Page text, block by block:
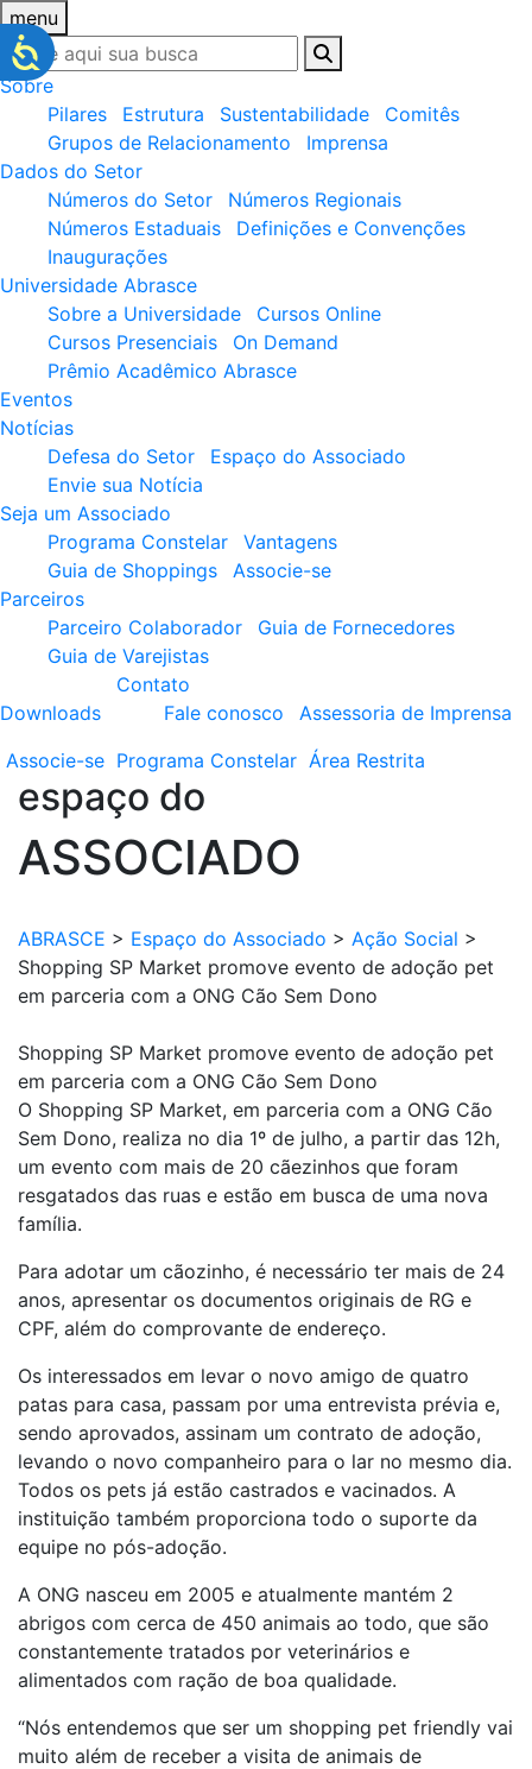
menu
Sobre
Pilares
Estrutura Sustentabilidade
Comitês
Grupos de Relacionamento
Imprensa
Dados do Setor
Números do Setor
Números Regionais
Números Estaduais
Definições e Convenções
Inaugurações
Universidade Abrasce
Sobre a Universidade
Cursos Online
Cursos Presenciais
On Demand
Prêmio Acadêmico Abrasce
Eventos
Notícias
Defesa do Setor
Espaço do Associado
Envie sua Notícia
Seja um Associado
Programa Constelar
Vantagens
Guia de Shoppings
Associe-se
Parceiros
Parceiro Colaborador
Guia de Fornecedores
Guia de Varejistas
Downloads
Contato
Fale conosco
Assessoria de Imprensa
Associe-se Programa Constelar Área Restrita
espaço do
ASSOCIADO
ABRASCE > Espaço do Associado > Ação Social >
Shopping SP Market promove evento de adoção pet
em parceria com a ONG Cão Sem Dono
Shopping SP Market promove evento de adoção pet
em parceria com a ONG Cão Sem Dono
O Shopping SP Market, em parceria com a ONG Cão
Sem Dono, realiza no dia 1º de julho, a partir das 12h,
um evento com mais de 20 cãezinhos que foram
resgatados das ruas e estão em busca de uma nova
família.
Para adotar um cãozinho, é necessário ter mais de 24
anos, apresentar os documentos originais de RG e
CPF, além do comprovante de endereço.
Os interessados em levar o novo amigo de quatro
patas para casa, passam por uma entrevista prévia e,
sendo aprovados, assinam um contrato de adoção,
levando o novo companheiro para o lar no mesmo dia.
Todos os pets já estão castrados e vacinados. A
instituição também proporciona todo o suporte da
equipe no pós-adoção.
A ONG nasceu em 2005 e atualmente mantém 2
abrigos com cerca de 450 animais ao todo, que são
constantemente tratados por veterinários e
alimentados com ração de boa qualidade.
“Nós entendemos que ser um shopping pet friendly vai
muito além de receber a visita de animais de